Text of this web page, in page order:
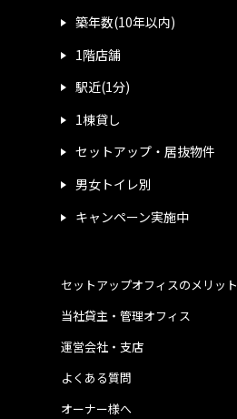
築年数(10年以内)
1階店舗
駅近(1分)
1棟貸し
セットアップ・居抜物件
男女トイレ別
キャンペーン実施中
運営会社・支店
よくある質問
当社貸主・管理オフィス
オーナー様へ
セットアップオフィスのメリット